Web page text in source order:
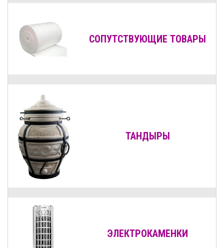
СОПУТСТВУЮЩИЕ ТОВАРЫ
ТАНДЫРЫ
ЭЛЕКТРОКАМЕНКИ